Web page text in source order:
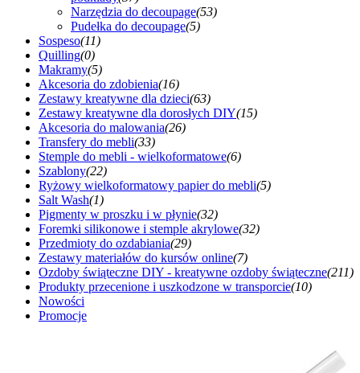
Narzędzia do decoupage(53)
Pudełka do decoupage(5)
Sospeso(11)
Quilling(0)
Makramy(5)
Akcesoria do zdobienia(16)
Zestawy kreatywne dla dzieci(63)
Zestawy kreatywne dla dorosłych DIY(15)
Akcesoria do malowania(26)
Transfery do mebli(33)
Stemple do mebli - wielkoformatowe(6)
Szablony(22)
Ryżowy wielkoformatowy papier do mebli(5)
Salt Wash(1)
Pigmenty w proszku i w płynie(32)
Foremki silikonowe i stemple akrylowe(32)
Przedmioty do ozdabiania(29)
Zestawy materiałów do kursów online(7)
Ozdoby świąteczne DIY - kreatywne ozdoby świąteczne(211)
Produkty przecenione i uszkodzone w transporcie(10)
Nowości
Promocje